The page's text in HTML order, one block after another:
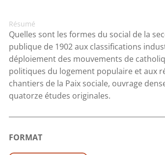
Résumé
Quelles sont les formes du social de la
publique de 1902 aux classifications
déploiement des mouvements de
politiques du logement populaire et aux
chantiers de la Paix sociale, ouvrage
quatorze études originales.
FORMAT